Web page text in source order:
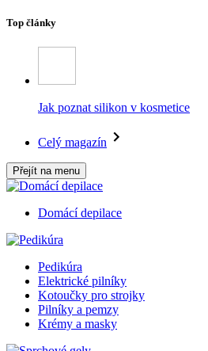
Top články
Jak poznat silikon v kosmetice
Celý magazín
Přejít na menu
Domácí depilace
Pedikúra
Elektrické pilníky
Kotoučky pro strojky
Pilníky a pemzy
Krémy a masky